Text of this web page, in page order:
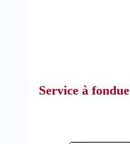
Service à fondue